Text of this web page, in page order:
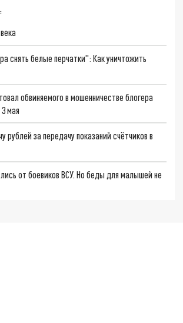
снять белые перчатки": Как уничтожить
обвиняемого в мошенничестве блогера
мая
рублей за передачу показаний счётчиков в
от боевиков ВСУ. Но беды для малышей не